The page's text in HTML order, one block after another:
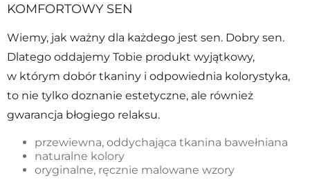
KOMFORTOWY SEN
Wiemy, jak ważny dla każdego jest sen. Dobry sen.
Dlatego oddajemy Tobie produkt wyjątkowy,
w którym dobór tkaniny i odpowiednia kolorystyka,
to nie tylko doznanie estetyczne, ale również
gwarancja błogiego relaksu.
przewiewna, oddychająca tkanina bawełniana
naturalne kolory
oryginalne, ręcznie malowane wzory